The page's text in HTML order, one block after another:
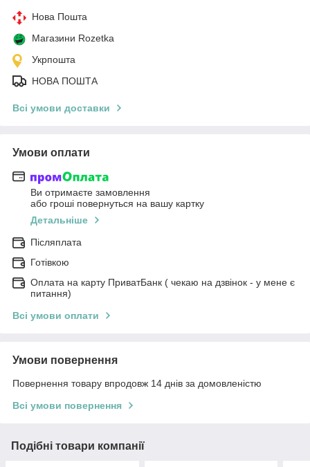
Нова Пошта
Магазини Rozetka
Укрпошта
НОВА ПОШТА
Всі умови доставки
Умови оплати
Ви отримаєте замовлення
або гроші повернуться на вашу картку
Детальніше
Післяплата
Готівкою
Оплата на карту ПриватБанк ( чекаю на дзвінок - у мене є
питання)
Всі умови оплати
Умови повернення
Повернення товару впродовж 14 днів за домовленістю
Всі умови повернення
Подібні товари компанії